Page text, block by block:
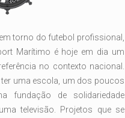
torno do futebol profissional,
Marítimo é hoje em dia um
no contexto nacional.
ter uma escola, um dos poucos
fundação de solidariedade
televisão. Projetos que se